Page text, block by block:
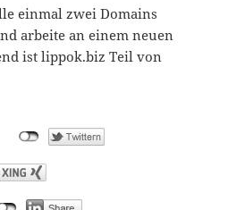
einmal zwei Domains
arbeite an einem neuen
ist lippok.biz Teil von